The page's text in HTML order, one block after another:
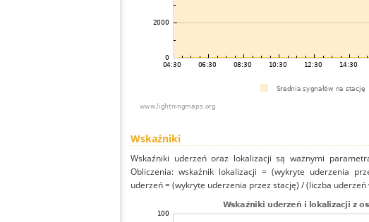
Wskaźniki
Wskaźniki uderzeń oraz lokalizacji są ważnymi
Obliczenia: wskaźnik lokalizacji = (wykryte uderzenia
uderzeń = (wykryte uderzenia przez stację) / (liczba uderzeń